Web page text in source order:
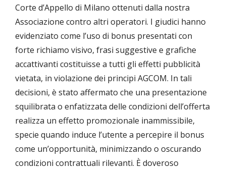
Corte d’Appello di Milano ottenuti dalla nostra
Associazione contro altri operatori. I giudici hanno
evidenziato come l’uso di bonus presentati con
forte richiamo visivo, frasi suggestive e grafiche
accattivanti costituisse a tutti gli effetti pubblicità
vietata, in violazione dei principi AGCOM. In tali
decisioni, è stato affermato che una presentazione
squilibrata o enfatizzata delle condizioni dell’offerta
realizza un effetto promozionale inammissibile,
specie quando induce l’utente a percepire il bonus
come un’opportunità, minimizzando o oscurando
condizioni contrattuali rilevanti. È doveroso